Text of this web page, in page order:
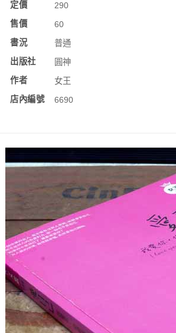
定價
290
售價
60
書況
普通
出版社
圓神
作者
女王
店內編號
6690